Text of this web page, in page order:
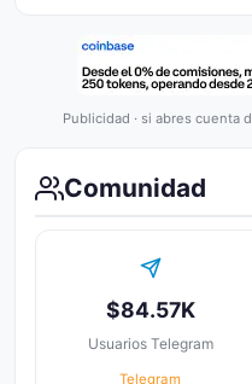
Publicidad · si abres cuenta
Comunidad
$84.57K
Usuarios Telegram
Telegram